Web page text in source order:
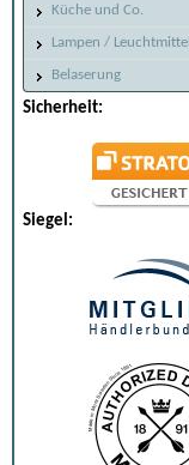
Küche und Co.
Lampen / Leuchtmittel
Belaserung
Sicherheit:
Siegel: